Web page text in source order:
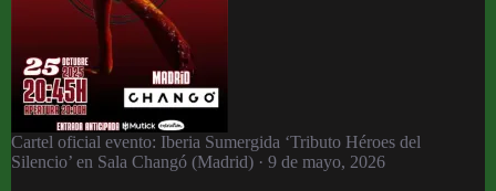
Cartel oficial evento: Iberia Sumergida ‘Tributo Héroes del
Silencio’ en Sala Changó (Madrid) · 9 de mayo, 2026